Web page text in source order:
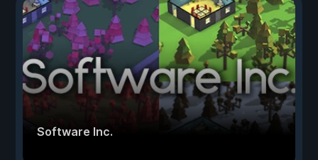
Software Inc.